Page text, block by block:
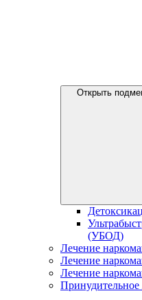
Открыть
(УБОД)
Лечение
Лечение
Лечение
Принудительное